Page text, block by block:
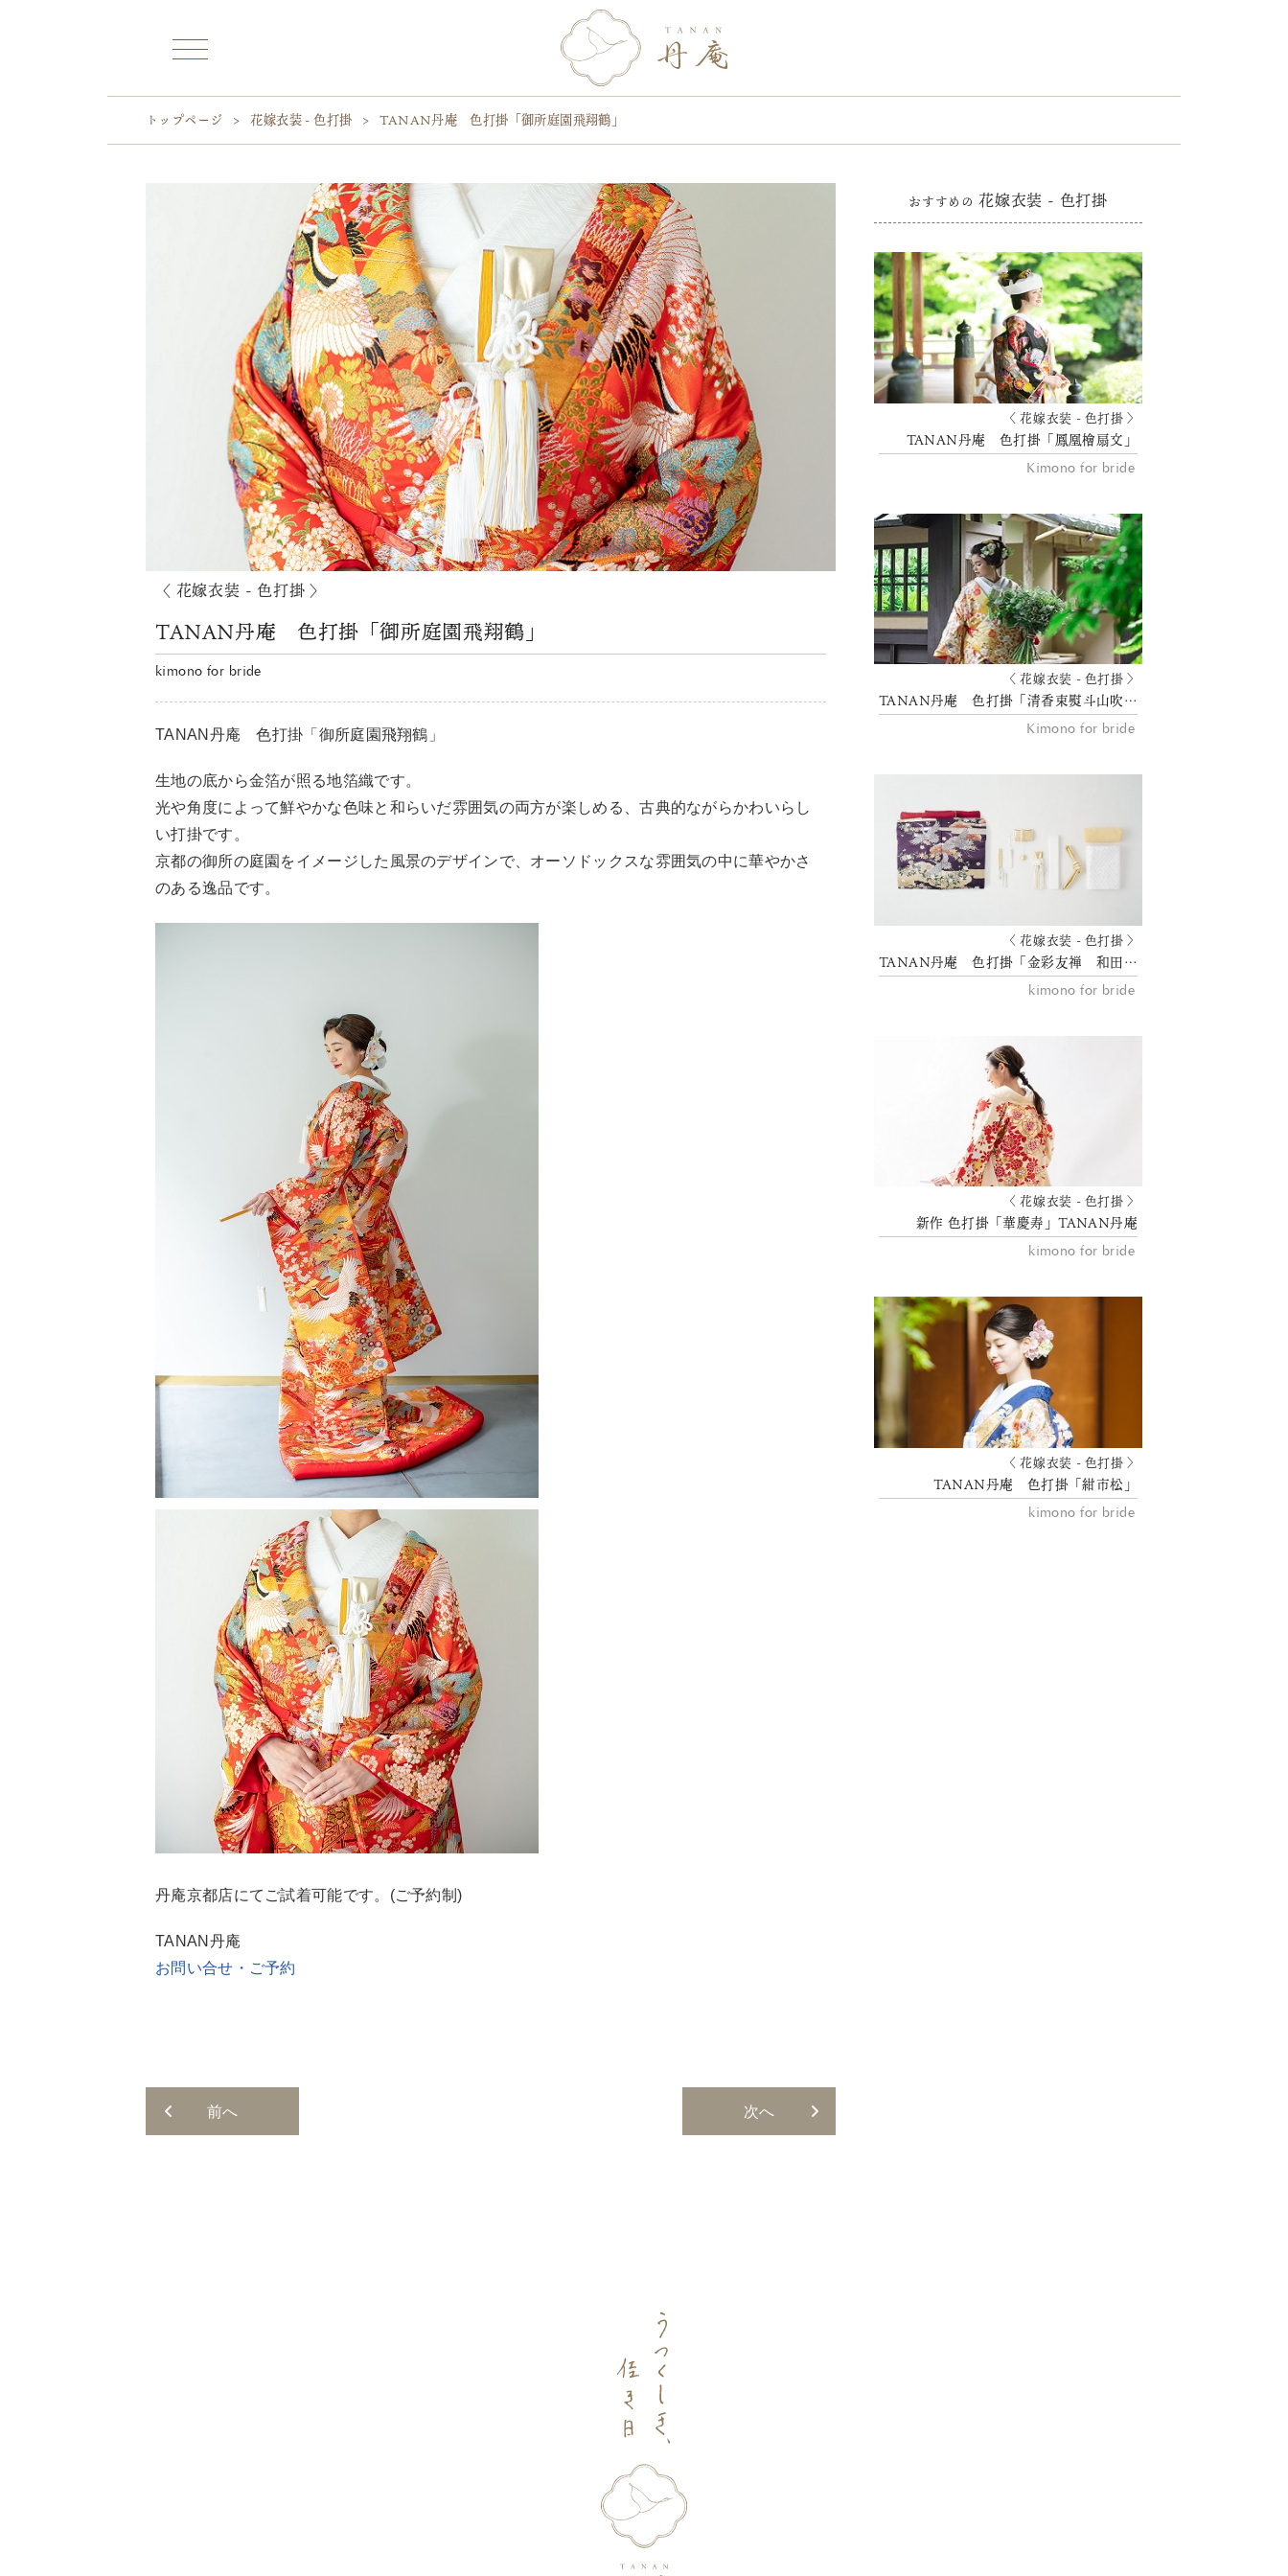
トップページ > 花嫁衣装 - 色打掛 > TANAN丹庵 色打掛「御所庭園飛翔鶴」
〈 花嫁衣装 - 色打掛 〉
TANAN丹庵 色打掛「御所庭園飛翔鶴」
kimono for bride
TANAN丹庵 色打掛「御所庭園飛翔鶴」
生地の底から金箔が照る地箔織です。
光や角度によって鮮やかな色味と和らいだ雰囲気の両方が楽しめる、古典的ながらかわいらし
い打掛です。
京都の御所の庭園をイメージした風景のデザインで、オーソドックスな雰囲気の中に華やかさ
のある逸品です。
丹庵京都店にてご試着可能です。(ご予約制)
TANAN丹庵
お問い合せ・ご予約
前へ 次へ
おすすめの 花嫁衣装 - 色打掛
〈 花嫁衣装 - 色打掛 〉
TANAN丹庵 色打掛「鳳凰檜扇文」
Kimono for bride
〈 花嫁衣装 - 色打掛 〉
TANAN丹庵 色打掛「清香束熨斗山吹色ぼかし」
Kimono for bride
〈 花嫁衣装 - 色打掛 〉
TANAN丹庵 色打掛「金彩友禅 和田光正」
kimono for bride
〈 花嫁衣装 - 色打掛 〉
新作 色打掛「華慶寿」TANAN丹庵
kimono for bride
〈 花嫁衣装 - 色打掛 〉
TANAN丹庵 色打掛「紺市松」
kimono for bride